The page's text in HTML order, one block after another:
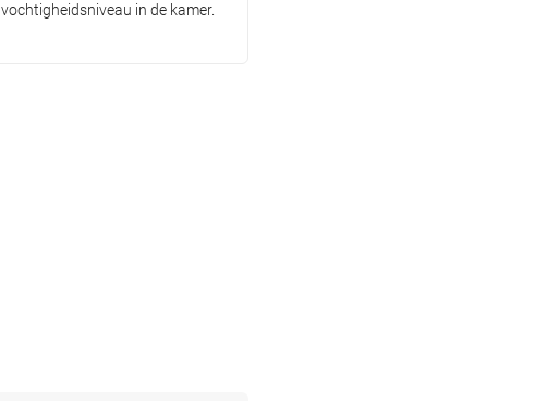
vochtigheidsniveau in de kamer.